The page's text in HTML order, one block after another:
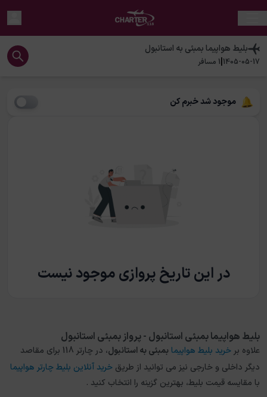
بلیط هواپیمابمبئی به استانبول
1405-05-17
|
1 مسافر
موجود شد خبرم کن
در این تاریخ پروازی موجود نیست
بلیط هواپیما بمبئی استانبول - پرواز بمبئی استانبول
علاوه بر خرید بلیط هواپیما بمبئیبهاستانبول
، در چارتر 118 برای مقاصد
دیگر داخلی و خارجی نیز می توانید از طریق خرید آنلاین بلیط چارتر هواپیما
با مقایسه قیمت بلیط، بهترین گزینه را انتخاب کنید .